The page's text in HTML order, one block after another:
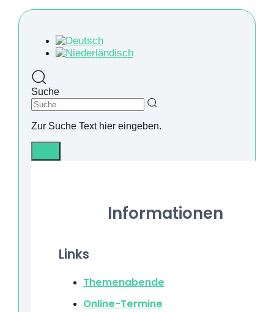
Suche
Zur Suche Text hier eingeben.
Informationen
Links
Themenabende
Online-Termine